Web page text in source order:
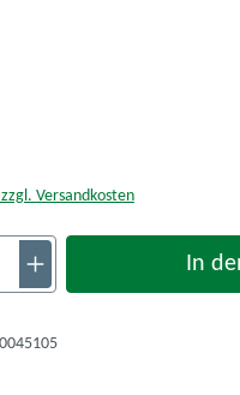
Versandkosten
Gib den In